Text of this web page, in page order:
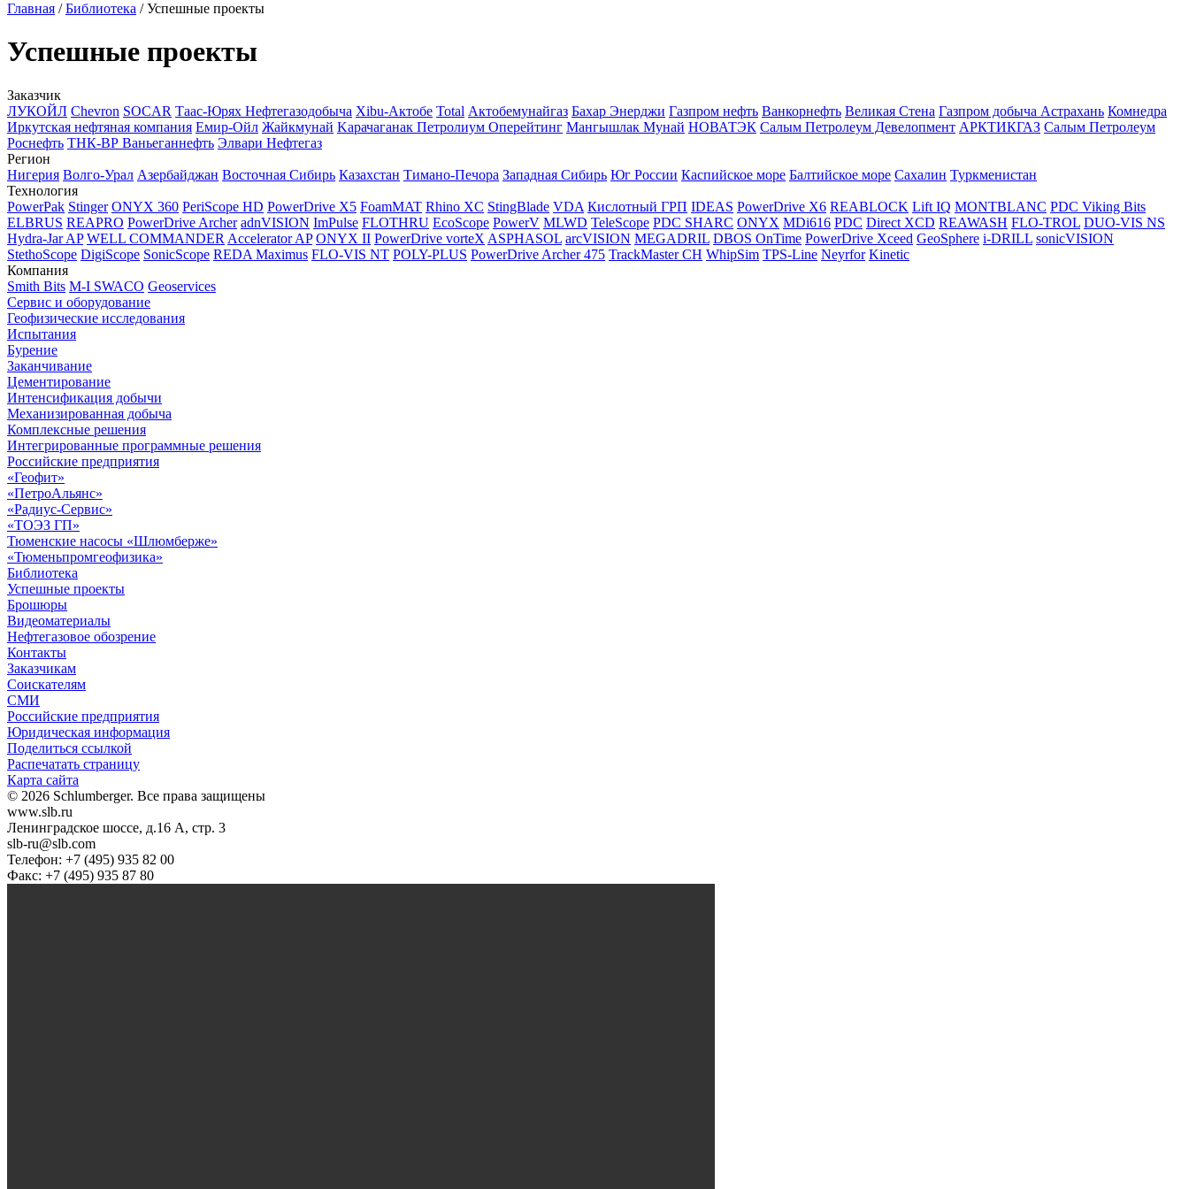
Главная /Библиотека /Успешные проекты
Успешные проекты
Заказчик
ЛУКОЙЛ Chevron SOCAR Таас-Юрях Нефтегазодобыча Xibu-Актобе Total Актобемунайгаз Бахар Энерджи Газпром нефть Ванкорнефть Великая Стена Газпром добыча Астрахань Комнедра
Иркутская нефтяная компания Емир-Ойл Жайкмунай Kарачаганак Петролиум Оперейтинг Мангышлак Мунай НОВАТЭК Салым Петролеум Девелопмент АРКТИКГАЗ Салым Петролеум
Роснефть ТНК-ВР Ваньеганнефть Элвари Нефтегаз
Регион
Нигерия Волго-Урал Азербайджан Восточная Сибирь Казахстан Тимано-Печора Западная Сибирь Юг России Каспийское море Балтийское море Сахалин Туркменистан
Технология
PowerPak Stinger ONYX 360 PeriScope HD PowerDrive X5 FoamMAT Rhino XC StingBlade VDA Кислотный ГРП IDEAS PowerDrive X6 REABLOCK Lift IQ MONTBLANC PDC Viking Bits
ELBRUS REAPRO PowerDrive Archer adnVISION ImPulse FLOTHRU EcoScope PowerV MLWD TeleScope PDC SHARC ONYX MDi616 PDC Direct XCD REAWASH FLO-TROL DUO-VIS NS
Hydra-Jar AP WELL COMMANDER Accelerator AP ONYX II PowerDrive vorteX ASPHASOL arcVISION MEGADRIL DBOS OnTime PowerDrive Xceed GeoSphere i-DRILL sonicVISION
StethoScope DigiScope SonicScope REDA Maximus FLO-VIS NT POLY-PLUS PowerDrive Archer 475 TrackMaster CH WhipSim TPS-Line Neyrfor Kinetic
Компания
Smith Bits M-I SWACO Geoservices
Сервис и оборудование
Геофизические исследования
Испытания
Бурение
Заканчивание
Цементирование
Интенсификация добычи
Механизированная добыча
Комплексные решения
Интегрированные программные решения
Российские предприятия
«Геофит»
«ПетроАльянс»
«Радиус-Сервис»
«ТОЭЗ ГП»
Тюменские насосы «Шлюмберже»
«Тюменьпромгеофизика»
Библиотека
Успешные проекты
Брошюры
Видеоматериалы
Нефтегазовое обозрение
Контакты
Заказчикам
Соискателям
СМИ
Российские предприятия
Юридическая информация
Поделиться ссылкой
Распечатать страницу
Карта сайта
© 2026 Schlumberger. Все права защищены
www.slb.ru
Ленинградское шоссе, д.16 А, стр. 3
slb-ru@slb.com
Телефон: +7 (495) 935 82 00
Факс: +7 (495) 935 87 80